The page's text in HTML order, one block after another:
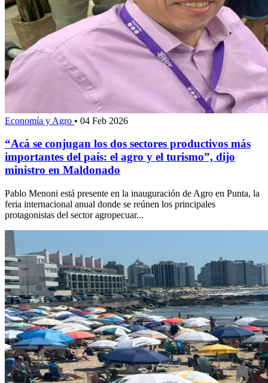
Economía y Agro • 04 Feb 2026
“Acá se conjugan los dos sectores productivos más
importantes del país: el agro y el turismo”, dijo
ministro en Maldonado
Pablo Menoni está presente en la inauguración de Agro en Punta, la
feria internacional anual donde se reúnen los principales
protagonistas del sector agropecuar...